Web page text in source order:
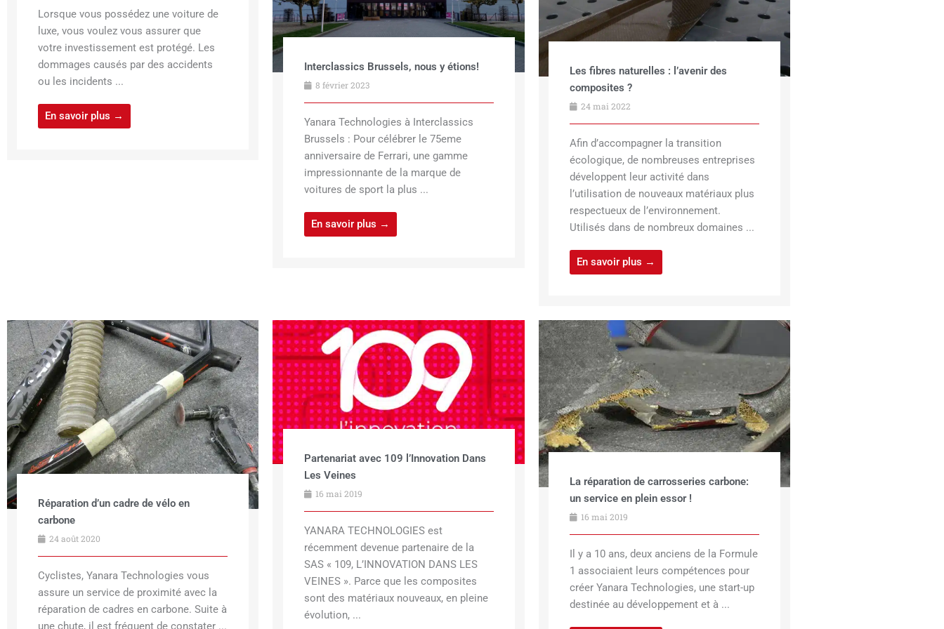
Lorsque vous possédez une voiture de
luxe, vous voulez vous assurer que
votre investissement est protégé. Les
dommages causés par des accidents
ou les incidents ...
En savoir plus →
Interclassics Brussels, nous y étions!
8 février 2023
Yanara Technologies à Interclassics
Brussels : Pour célébrer le 75eme
anniversaire de Ferrari, une gamme
impressionnante de la marque de
voitures de sport la plus ...
En savoir plus →
Les fibres naturelles : l’avenir des
composites ?
24 mai 2022
Afin d’accompagner la transition
écologique, de nombreuses entreprises
développent leur activité dans
l’utilisation de nouveaux matériaux plus
respectueux de l’environnement.
Utilisés dans de nombreux domaines ...
En savoir plus →
Réparation d’un cadre de vélo en
carbone
24 août 2020
Cyclistes, Yanara Technologies vous
assure un service de proximité avec la
réparation de cadres en carbone. Suite à
une chute, il est fréquent de constater ...
Partenariat avec 109 l’Innovation Dans
Les Veines
16 mai 2019
YANARA TECHNOLOGIES est
récemment devenue partenaire de la
SAS « 109, L’INNOVATION DANS LES
VEINES ». Parce que les composites
sont des matériaux nouveaux, en pleine
évolution, ...
La réparation de carrosseries carbone:
un service en plein essor !
16 mai 2019
Il y a 10 ans, deux anciens de la Formule
1 associaient leurs compétences pour
créer Yanara Technologies, une start-up
destinée au développement et à ...